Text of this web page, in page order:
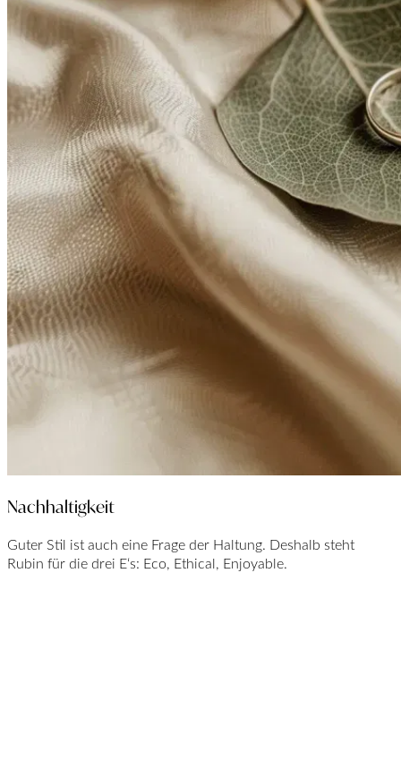
Nachhaltigkeit
Guter Stil ist auch eine Frage der Haltung. Deshalb steht
Rubin für die drei E‘s: Eco, Ethical, Enjoyable.